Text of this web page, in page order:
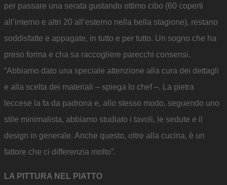
per passare una serata gustando ottimo cibo (60 coperti
all’interno e altri 20 all’esterno nella bella stagione), restano
soddisfatte e appagate, in tutto e per tutto. Un sogno che ha
preso forma e cha sa raccogliere parecchi consensi.
“Abbiamo dato una speciale attenzione alla cura dei dettagli
e alla scelta dei materiali – spiega lo chef –. La pietra
leccese la fa da padrona e, allo stesso modo, seguendo uno
stile minimalista, abbiamo studiato i tavoli, le sedute e il
design in generale. Anche questo, oltre alla cucina, è un
fattore che ci differenzia molto”.
LA PITTURA NEL PIATTO